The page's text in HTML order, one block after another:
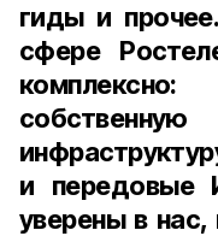
гиды и
сфере
и передовые
уверены в